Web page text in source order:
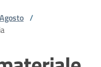
Agosto /